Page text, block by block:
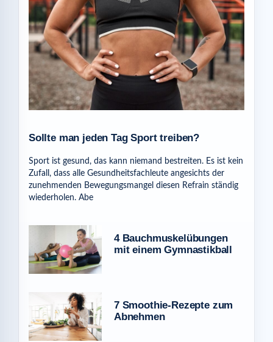
Sollte man jeden Tag Sport treiben?
Sport ist gesund, das kann niemand bestreiten. Es ist kein
Zufall, dass alle Gesundheitsfachleute angesichts der
zunehmenden Bewegungsmangel diesen Refrain ständig
wiederholen. Abe
4 Bauchmuskelübungen
mit einem Gymnastikball
7 Smoothie-Rezepte zum
Abnehmen